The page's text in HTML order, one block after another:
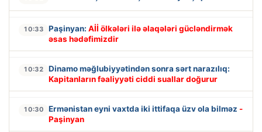
10:33 Paşinyan: Aİİ ölkələri ilə əlaqələri gücləndirmək
əsas hədəfimizdir
10:32
Dinamo məğlubiyyətindən sonra sərt narazılıq:
Kapitanların fəaliyyəti ciddi suallar doğurur
10:30 Ermənistan eyni vaxtda iki ittifaqa üzv ola bilməz -
Paşinyan